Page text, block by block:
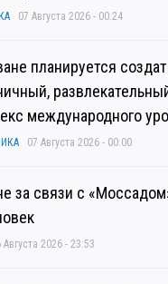
07 Августа 2026 - 00:24
планируется
международного
07 Августа 2026 - 00:00
за связи с
2026 - 23:53